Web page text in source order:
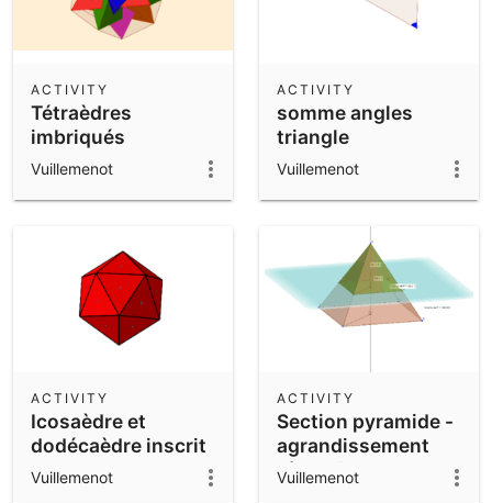
Tétraèdres
imbriqués
ACTIVITY
Vuillemenot
somme angles
triangle
ACTIVITY
Vuillemenot
Icosaèdre et
dodécaèdre inscrit
ACTIVITY
Vuillemenot
Section pyramide -
agrandissement
réduction
ACTIVITY
Vuillemenot